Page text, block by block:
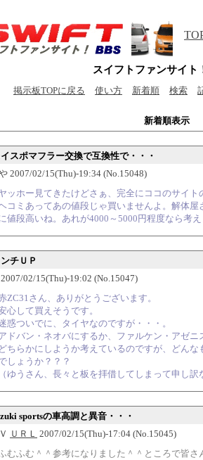
スイフトファンサイト
掲示板TOPに戻る 使い方 新着順 検索
新着順表示
スポマフラー交換で互換性で・・・
2007/02/15(Thu)-19:34 (No.15048)
ッホー見てきたけどさぁ、完全にココのサイ
コミあってあの値段じゃ買いませんよ。解体屋
値段高いね。あれが4000～5000円程度なら考え
チＵＰ
02/15(Thu)-19:02 (No.15047)
ZC31さん、ありがとうございます。
心して買えそうです。
惑ついでに、タイヤなのですが・・・。
ドバン・ネオバにするか、ファルケン・アゼニ
どちらかにしようか考えているのですが、どんな
しょうか？？？
（ゆうさん、長々と板を拝借してしまって申し訳
sportsの車高調と異音・・・
ＵＲＬ 2007/02/15(Thu)-17:04 (No.15045)
むふむ＾＾参考になりました＾＾ところで皆さ